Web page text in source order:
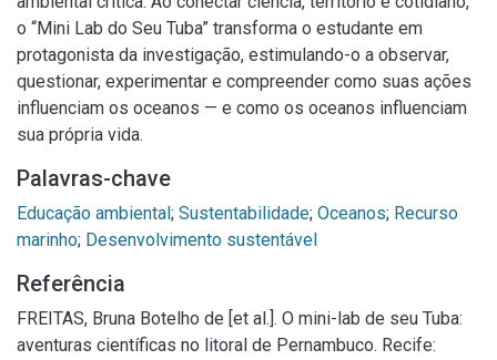
o “Mini Lab do Seu Tuba” transforma o estudante em
protagonista da investigação, estimulando-o a observar,
questionar, experimentar e compreender como suas ações
influenciam os oceanos — e como os oceanos influenciam
sua própria vida.
Palavras-chave
Educação ambiental; Sustentabilidade; Oceanos; Recurso
marinho; Desenvolvimento sustentável
Referência
FREITAS, Bruna Botelho de [et al.]. O mini-lab de seu Tuba:
aventuras científicas no litoral de Pernambuco. Recife: